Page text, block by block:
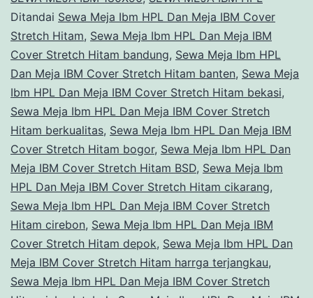
Cover
Stretch
Hitam
Bekasi
Ditandai Sewa Meja Ibm HPL Dan Meja IBM Cover
Stretch Hitam, Sewa Meja Ibm HPL Dan Meja IBM
Cover Stretch Hitam bandung, Sewa Meja Ibm HPL
Dan Meja IBM Cover Stretch Hitam banten, Sewa Meja
Ibm HPL Dan Meja IBM Cover Stretch Hitam bekasi,
Sewa Meja Ibm HPL Dan Meja IBM Cover Stretch
Hitam berkualitas, Sewa Meja Ibm HPL Dan Meja IBM
Cover Stretch Hitam bogor, Sewa Meja Ibm HPL Dan
Meja IBM Cover Stretch Hitam BSD, Sewa Meja Ibm
HPL Dan Meja IBM Cover Stretch Hitam cikarang,
Sewa Meja Ibm HPL Dan Meja IBM Cover Stretch
Hitam cirebon, Sewa Meja Ibm HPL Dan Meja IBM
Cover Stretch Hitam depok, Sewa Meja Ibm HPL Dan
Meja IBM Cover Stretch Hitam harrga terjangkau,
Sewa Meja Ibm HPL Dan Meja IBM Cover Stretch